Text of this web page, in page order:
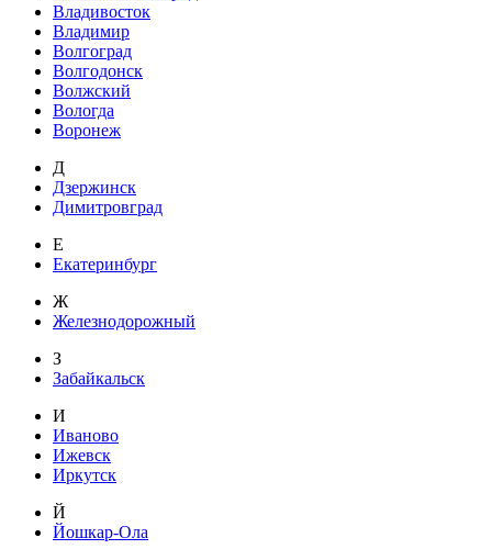
Владивосток
Владимир
Волгоград
Волгодонск
Волжский
Вологда
Воронеж
Д
Дзержинск
Димитровград
Е
Екатеринбург
Ж
Железнодорожный
З
Забайкальск
И
Иваново
Ижевск
Иркутск
Й
Йошкар-Ола